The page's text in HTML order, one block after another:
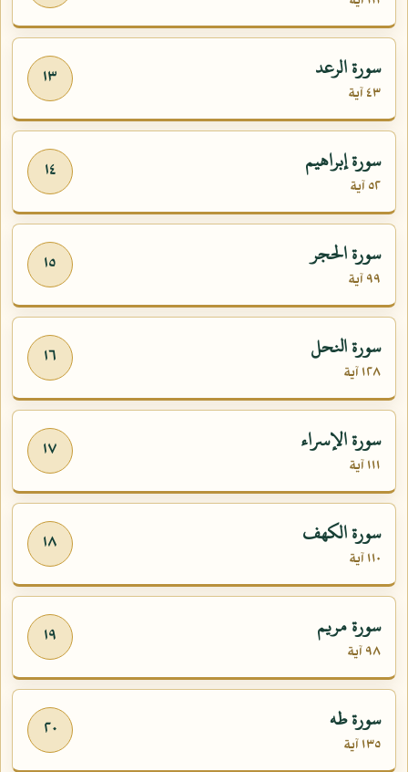
١٣ سورة الرعد
٤٣ آية
١٤ سورة إبراهيم
٥٢ آية
١٥ سورة الحجر
٩٩ آية
١٦ سورة النحل
١٢٨ آية
١٧ سورة الإسراء
١١١ آية
١٨ سورة الكهف
١١٠ آية
١٩ سورة مريم
٩٨ آية
٢٠ سورة طه
١٣٥ آية